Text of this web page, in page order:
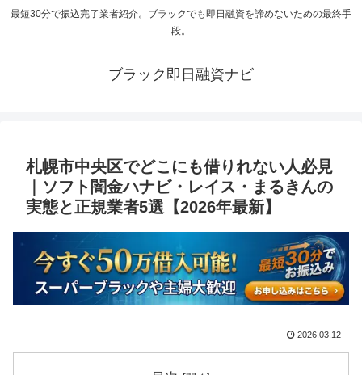
最短30分で振込完了業者紹介。ブラックでも即日融資を諦めないための最終手
段。
ブラック即日融資ナビ
札幌市中央区でどこにも借りれない人必見
｜ソフト闇金ハナビ・レイス・まるきんの
実態と正規業者5選【2026年最新】
2026.03.12